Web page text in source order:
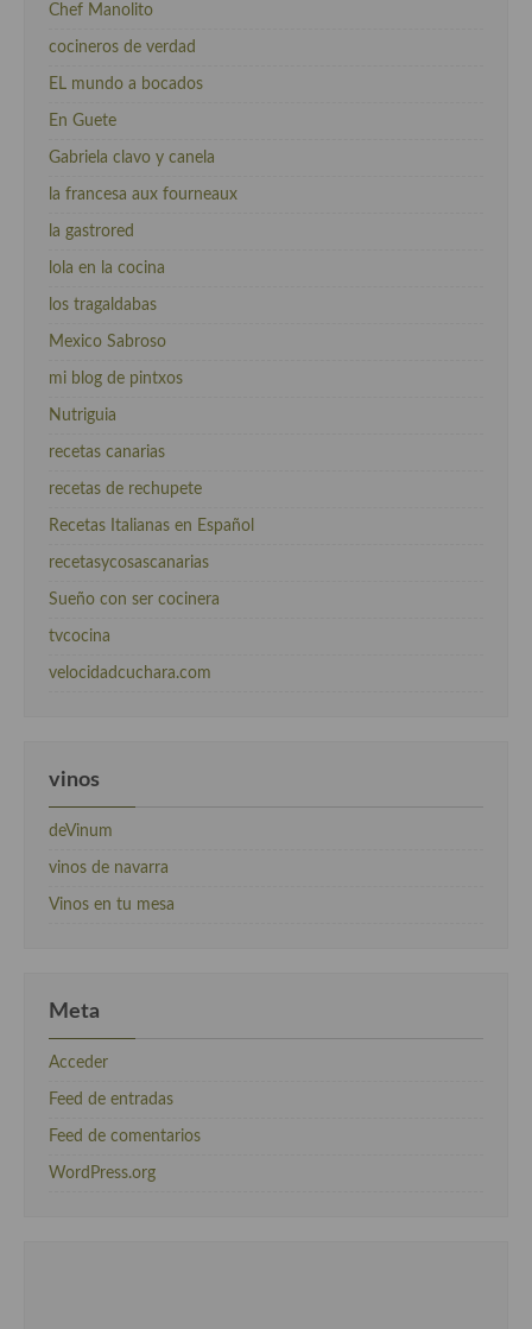
Chef Manolito
cocineros de verdad
EL mundo a bocados
En Guete
Gabriela clavo y canela
la francesa aux fourneaux
la gastrored
lola en la cocina
los tragaldabas
Mexico Sabroso
mi blog de pintxos
Nutriguia
recetas canarias
recetas de rechupete
Recetas Italianas en Español
recetasycosascanarias
Sueño con ser cocinera
tvcocina
velocidadcuchara.com
vinos
deVinum
vinos de navarra
Vinos en tu mesa
Meta
Acceder
Feed de entradas
Feed de comentarios
WordPress.org